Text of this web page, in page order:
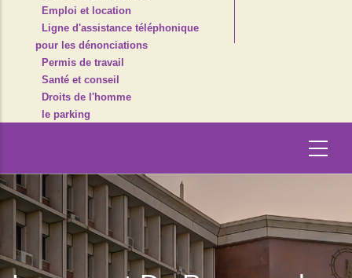
Emploi et location
Ligne d'assistance téléphonique
pour les dénonciations
Permis de travail
Santé et conseil
Droits de l'homme
le parking